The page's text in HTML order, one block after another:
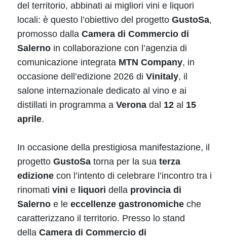
del territorio, abbinati ai migliori vini e liquori
locali: è questo l’obiettivo del progetto GustoSa,
promosso dalla Camera di Commercio di
Salerno in collaborazione con l’agenzia di
comunicazione integrata MTN Company, in
occasione dell’edizione 2026 di Vinitaly, il
salone internazionale dedicato al vino e ai
distillati in programma a Verona dal 12 al 15
aprile.
In occasione della prestigiosa manifestazione, il
progetto GustoSa torna per la sua terza
edizione con l’intento di celebrare l’incontro tra i
rinomati vini e liquori della provincia di
Salerno e le eccellenze gastronomiche che
caratterizzano il territorio. Presso lo stand
della Camera di Commercio di